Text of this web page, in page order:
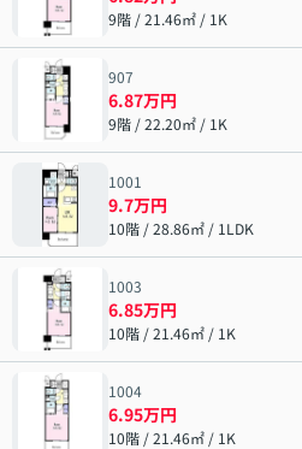
9階 / 21.46㎡ / 1K
907
6.87万円
9階 / 22.20㎡ / 1K
1001
9.7万円
10階 / 28.86㎡ / 1LDK
1003
6.85万円
10階 / 21.46㎡ / 1K
1004
6.95万円
10階 / 21.46㎡ / 1K